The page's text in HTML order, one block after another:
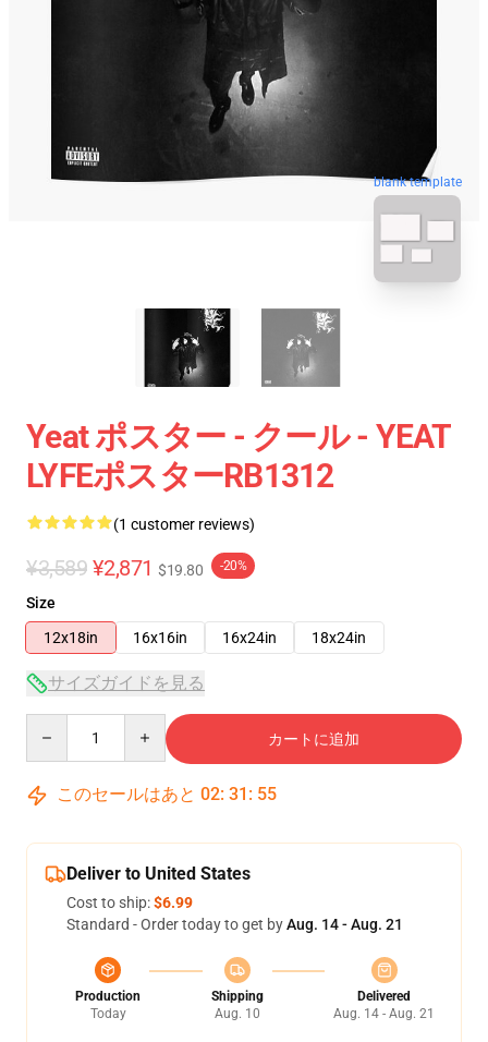
blank template
Yeat ポスター - クール - YEAT
LYFEポスターRB1312
(1 customer reviews)
¥3,589 ¥2,871 $19.80 -20%
Size
12x18in
16x16in 16x24in 18x24in
サイズガイドを見る
カートに追加
このセールはあと 02: 31 : 55
Deliver to United States
Cost to ship:$6.99
Standard - Order today to get byAug. 14 - Aug. 21
Production
Today
Shipping
Aug. 10
Delivered
Aug. 14 - Aug. 21